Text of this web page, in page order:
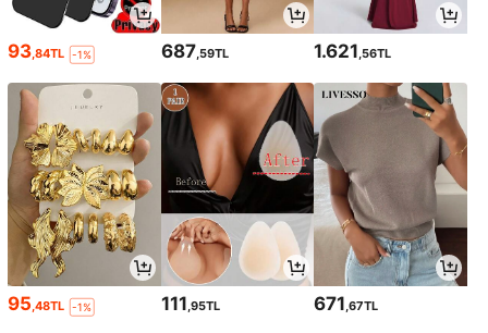
93,84TL -1% 687,59TL 1.621,56TL
95,48TL -1% 111,95TL 671,67TL